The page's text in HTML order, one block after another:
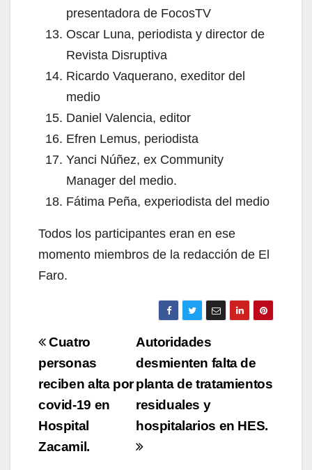
presentadora de FocosTV
Oscar Luna, periodista y director de
Revista Disruptiva
Ricardo Vaquerano, exeditor del
medio
Daniel Valencia, editor
Efren Lemus, periodista
Yanci Núñez, ex Community
Manager del medio.
Fátima Peña, experiodista del medio
Todos los participantes eran en ese
momento miembros de la redacción de El
Faro.
Navegación
de
entradas
Autoridades
desmienten falta de
planta de tratamientos
residuales y
hospitalarios en HES.
Cuatro
personas
reciben alta por
covid-19 en
Hospital
Zacamil.